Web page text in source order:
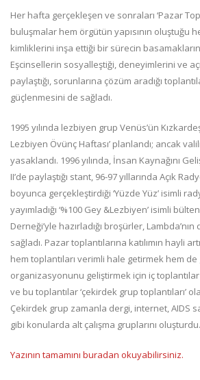
Her hafta gerçekleşen ve sonraları ‘Pazar
buluşmalar hem örgütün yapısının oluştuğu
kimliklerini inşa ettiği bir sürecin
Eşcinsellerin sosyalleştiği, deneyimlerini ve
paylaştığı, sorunlarına çözüm aradığı
güçlenmesini de sağladı.
1995 yılında lezbiyen grup Venüs’ün
Lezbiyen Övünç Haftası’ planlandı; ancak
yasaklandı. 1996 yılında, İnsan Kaynağını
II’de paylaştığı stant, 96-97 yıllarında Açık
boyunca gerçekleştirdiği ‘Yüzde Yüz’ isimli
yayımladığı ‘%100 Gey &Lezbiyen’ isimli
Derneği’yle hazırladığı broşürler,
sağladı. Pazar toplantılarına katılımın hayli
hem toplantıları verimli hale getirmek hem
organizasyonunu geliştirmek için iç toplantılar
ve bu toplantılar ‘çekirdek grup toplantıları’
Çekirdek grup zamanla dergi, internet, AIDS
gibi konularda alt çalışma gruplarını
Yazının tamamını buradan okuyabilirsiniz.